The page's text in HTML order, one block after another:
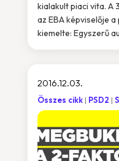
kialakult piaci vita. A
az EBA képviselője
kiemelte: Egyszerű
2016.12.03.
Összes cikk PSD2